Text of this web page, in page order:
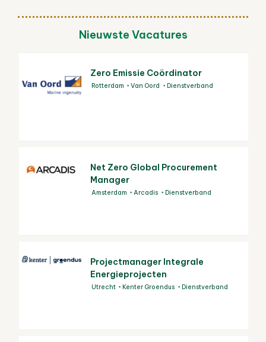
Nieuwste Vacatures
Zero Emissie Coördinator
Rotterdam Van Oord Dienstverband
Net Zero Global Procurement
Manager
Amsterdam Arcadis Dienstverband
Projectmanager Integrale
Energieprojecten
Utrecht Kenter Groendus Dienstverband